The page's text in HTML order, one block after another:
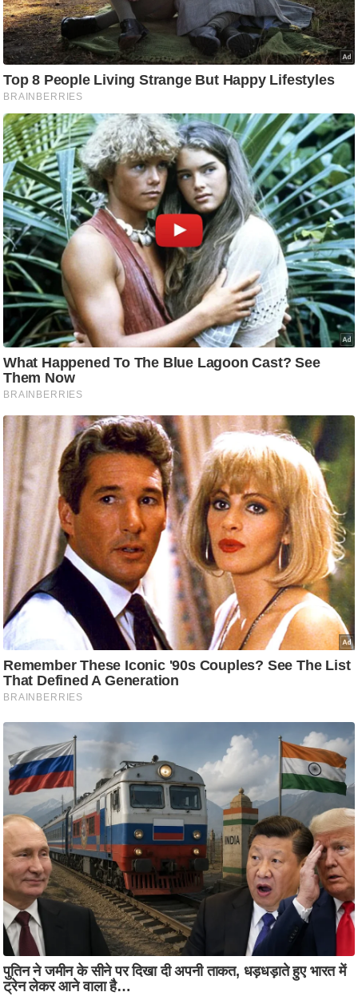
/
फै
श
न
घ
रे
लू
नु
स्खे
प
र्य
ट
न
स्थ
ल
फि
ट
ने
स
मं
त्रा
रि
ले
श
न
शि
प
रा
ज
वि
श्ले
ष
स
म
सा
म
यि
क
मा
तृ
भू
मि
स्तं